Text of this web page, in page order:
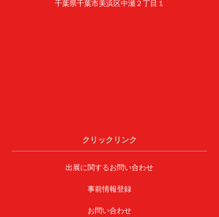
千葉県千葉市美浜区中瀬２丁目１
クリックリンク
出展に関するお問い合わせ
事前情報登録
お問い合わせ